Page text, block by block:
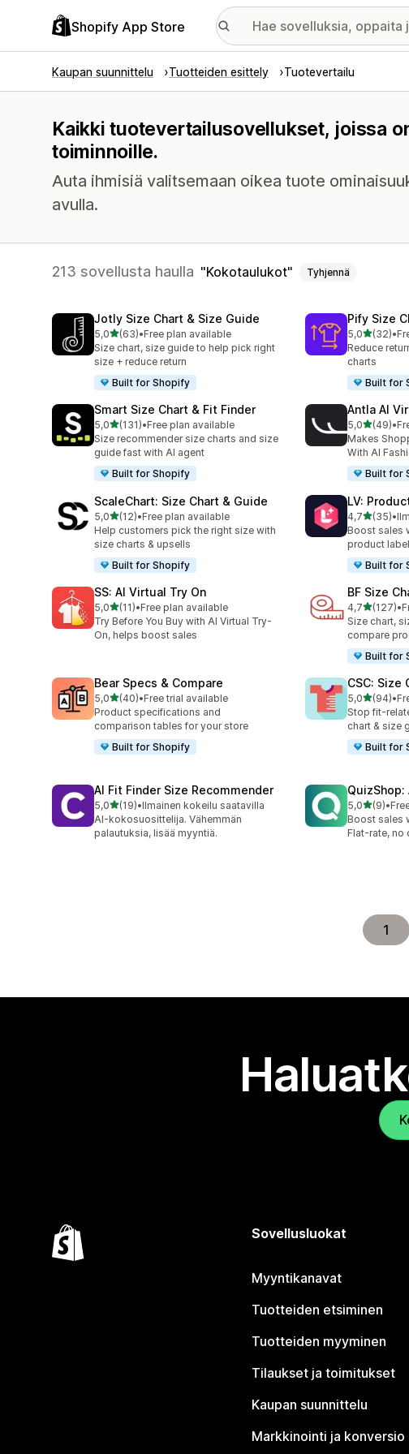
Shopify App Store
Kaupan suunnittelu Tuotteiden esittely Tuotevertailu
Kaikki tuotevertailusovellukset, joissa
toiminnoille.
Auta ihmisiä valitsemaan oikea tuote
avulla.
213 sovellusta haulla Kokotaulukot Tyhjennä
Jotly Size Chart & Size Guide
5,0/ 5 tähteä
(63)
63 arvostelua yhteensä
•Free plan available
Size chart, size guide to help pick right
size + reduce return
Built for Shopify
Pify Size
5,0/ 5 tähteä
(32)
32 •
Reduce
charts
Built for
Smart Size Chart & Fit Finder
5,0/ 5 tähteä
(131)
131 arvostelua yhteensä
•Free plan available
Size recommender size charts and size
guide fast with AI agent
Built for Shopify
Antla AI
5,0/ 5 tähteä
(49)
49 •
Makes
With AI
Built for
ScaleChart: Size Chart & Guide
5,0/ 5 tähteä
(12)
12 arvostelua yhteensä
•Free plan available
Help customers pick the right size with
size charts & upsells
Built for Shopify
LV:
4,7/ 5 tähteä
(35)
35 •
Boost sales
product
Built for
SS: AI Virtual Try On
5,0/ 5 tähteä
(11)
11 arvostelua yhteensä
•Free plan available
Try Before You Buy with AI Virtual Try-
On, helps boost sales
BF Size
4,7/ 5 tähteä
(127)
127 •
Size chart,
compare
Built for
Bear Specs & Compare
5,0/ 5 tähteä
(40)
40 arvostelua yhteensä
•Free trial available
Product specifications and
comparison tables for your store
Built for Shopify
CSC: Size
5,0/ 5 tähteä
(94)
94 •
Stop fit-
chart & size
Built for
AI Fit Finder Size Recommender
5,0/ 5 tähteä
(19)
19 arvostelua yhteensä
•Ilmainen kokeilu saatavilla
AI-kokosuosittelija. Vähemmän
palautuksia, lisää myyntiä.
QuizShop:
5,0/ 5 tähteä
(9)
9 arvostelua
•
Boost sales
Flat-rate, no
1
Sovellusluokat
Myyntikanavat
Tuotteiden etsiminen
Tuotteiden myyminen
Tilaukset ja toimitukset
Kaupan suunnittelu
Markkinointi ja konversio